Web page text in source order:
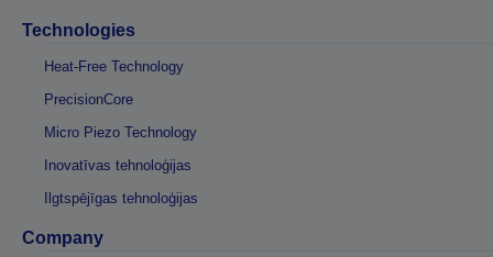
Technologies
Heat-Free Technology
PrecisionCore
Micro Piezo Technology
Inovatīvas tehnoloģijas
Ilgtspējīgas tehnoloģijas
Company